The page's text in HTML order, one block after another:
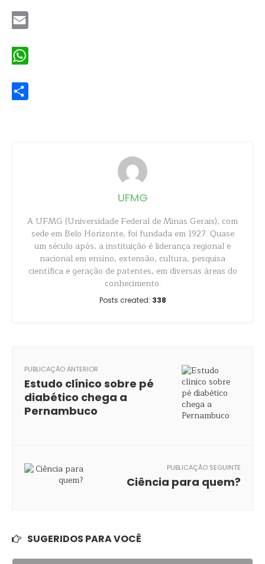
UFMG
A UFMG (Universidade Federal de Minas Gerais), com
sede em Belo Horizonte, foi fundada em 1927. Quase
um século após, a instituição é liderança regional e
nacional em ensino, extensão, cultura, pesquisa
científica e geração de patentes, em diversas áreas do
conhecimento.
Posts created: 338
PUBLICAÇÃO ANTERIOR
Estudo clínico sobre pé
diabético chega a
Pernambuco
PUBLICAÇÃO SEGUINTE
Ciência para quem?
SUGERIDOS PARA VOCÊ